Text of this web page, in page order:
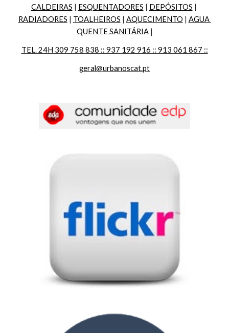
CALDEIRAS | ESQUENTADORES | DEPÓSITOS
RADIADORES | TOALHEIROS | AQUECIMENTO | AGUA
QUENTE SANITÁRIA |
TEL. 24H 309 758 838 :: 937 192 916 :: 913 061 867 ::
geral@urbanoscat.pt